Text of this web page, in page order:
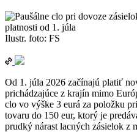
Ilustr. foto: FS
Od 1. júla 2026 začínajú platiť
prichádzajúce z krajín mimo
clo vo výške 3 eurá za položku
tovaru do 150 eur, ktorý je
prudký nárast lacných zásielok z